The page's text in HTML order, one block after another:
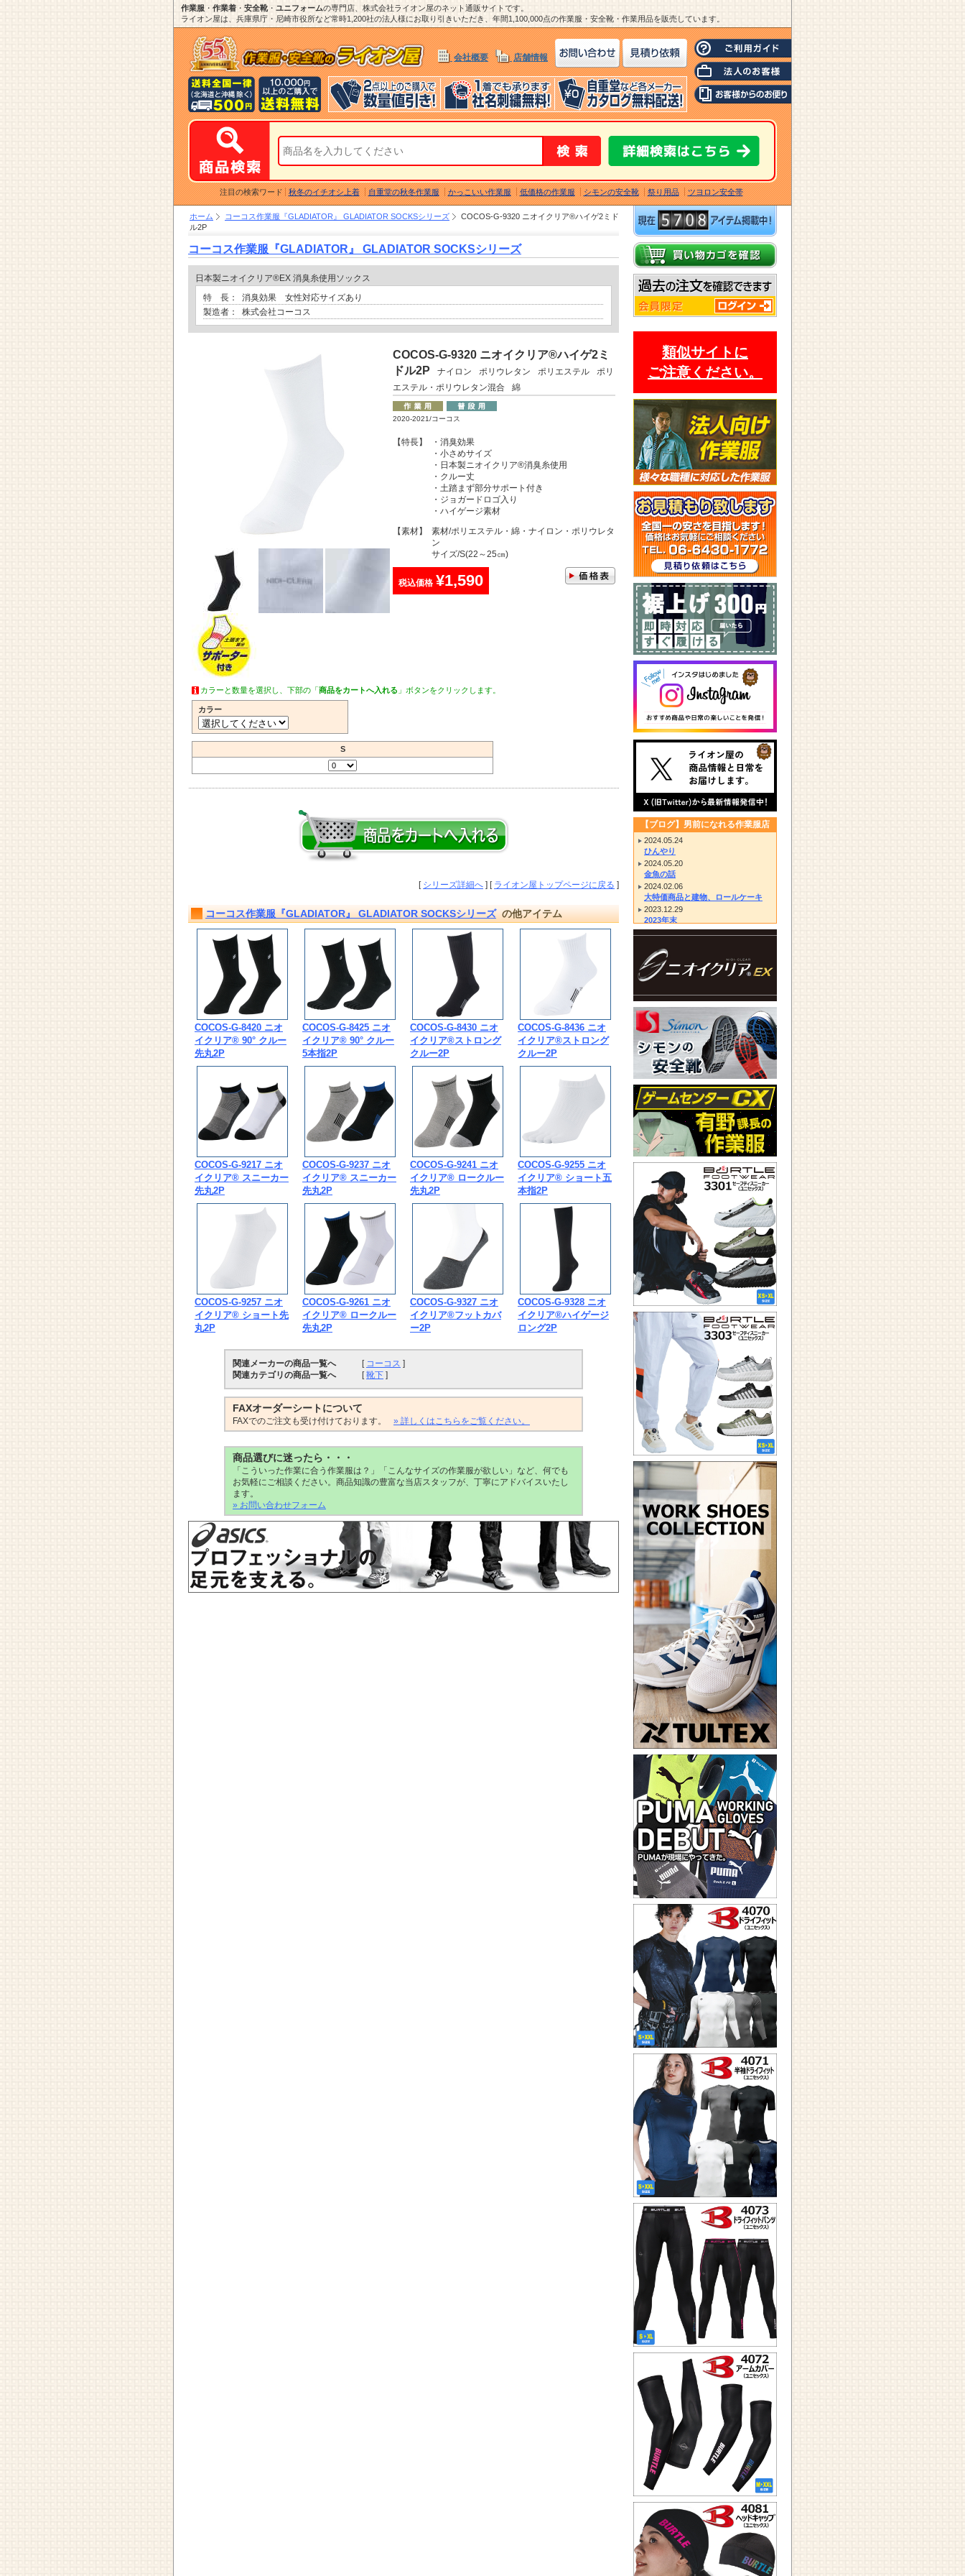
作業服 ・ 作業着 ・ 安全靴・ ユニフォームの専門店、株式会社ライオン屋のネット通販サイトです。
ライオン屋は、兵庫県庁・尼崎市役所など常時1,200社の法人様にお取り引きいただき、年間1,100,000点の作業服・安全靴・作業用品を販売しています。
会社概要 店舗情報
注目の検索ワード 秋冬のイチオシ上着 自重堂の秋冬作業服 かっこいい作業服 低価格の作業服 シモンの安全靴 祭り用品 ツヨロン安全帯
ホーム コーコス作業服『GLADIATOR』 GLADIATOR SOCKSシリーズ
COCOS-G-9320 ニオイクリア®ハイゲ2ミド
ル2P
コーコス作業服『GLADIATOR』 GLADIATOR SOCKSシリーズ
日本製ニオイクリア®EX 消臭糸使用ソックス
特 長：
消臭効果 女性対応サイズあり
製造者：
株式会社コーコス
COCOS-G-9320 ニオイクリア®ハイゲ2ミ
ドル2P
ナイロン ポリウレタン ポリエステル
ポリ
エステル・ポリウレタン混合
綿
2020-2021/コーコス
【特長】
・消臭効果
・小さめサイズ
・日本製ニオイクリア®消臭糸使用
・クルー丈
・土踏まず部分サポート付き
・ジョガードロゴ入り
・ハイゲージ素材
【素材】
素材/ポリエステル・綿・ナイロン・ポリウレタ
ン
サイズ/S(22～25㎝)
税込価格 ¥1,590
カラーと数量を選択し、下部の「商品をカートへ入れる 」ボタンをクリックします。
カラー
S
[ シリーズ詳細へ ] [ ライオン屋トップページに戻る ]
コーコス作業服『GLADIATOR』 GLADIATOR SOCKSシリーズの他アイテム
COCOS-G-8420 ニオ
イクリア® 90° クルー
先丸2P
COCOS-G-8425 ニオ
イクリア® 90° クルー
5本指2P
COCOS-G-8430 ニオ
イクリア®ストロング
クルー2P
COCOS-G-8436 ニオ
イクリア®ストロング
クルー2P
COCOS-G-9217 ニオ
イクリア® スニーカー
先丸2P
COCOS-G-9237 ニオ
イクリア® スニーカー
先丸2P
COCOS-G-9241 ニオ
イクリア® ロークルー
先丸2P
COCOS-G-9255 ニオ
イクリア® ショート五
本指2P
COCOS-G-9257 ニオ
イクリア® ショート先
丸2P
COCOS-G-9261 ニオ
イクリア® ロークルー
先丸2P
COCOS-G-9327 ニオ
イクリア®フットカバ
ー2P
COCOS-G-9328 ニオ
イクリア®ハイゲージ
ロング2P
関連メーカーの商品一覧へ [ コーコス ]
関連カテゴリの商品一覧へ
[靴下 ]
FAXオーダーシートについて
FAXでのご注文も受け付けております。 » 詳しくはこちらをご覧ください。
商品選びに迷ったら・・・
「こういった作業に合う作業服は？」「こんなサイズの作業服が欲しい」など、何でも
お気軽にご相談ください。商品知識の豊富な当店スタッフが、丁寧にアドバイスいたし
ます。
» お問い合わせフォーム
類似サイトに
ご注意ください。
【ブログ】男前になれる作業服店
2024.05.24
ひんやり
2024.05.20
金魚の話
2024.02.06
大特価商品と建物、ロールケーキ
2023.12.29
2023年末
2023.12.14